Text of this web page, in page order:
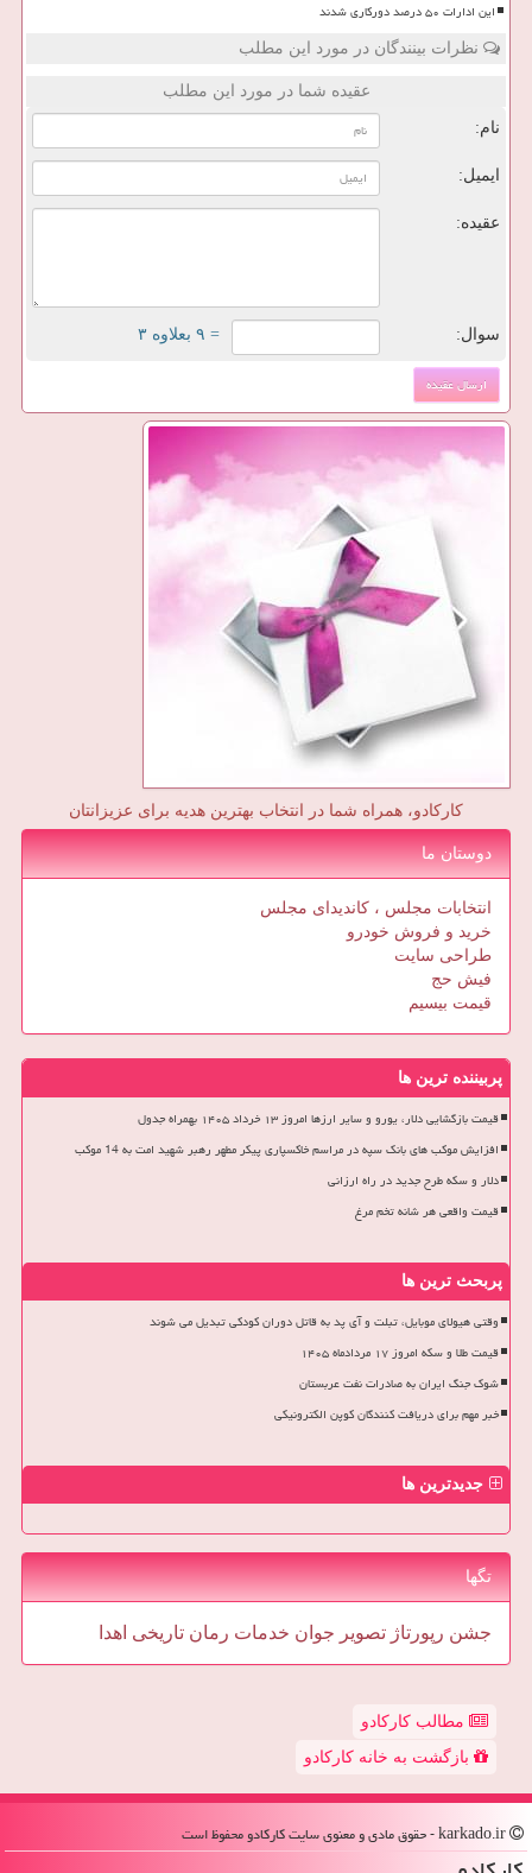
این ادارات ۵۰ درصد دورکاری شدند
نظرات بینندگان در مورد این مطلب
عقیده شما در مورد این مطلب
نام:
ایمیل:
عقیده:
سوال: = ۹ بعلاوه ۳
کارکادو، همراه شما در انتخاب بهترین هدیه برای عزیزانتان
دوستان ما
انتخابات مجلس ، کاندیدای مجلس
خرید و فروش خودرو
طراحی سایت
فیش حج
قیمت بیسیم
پربیننده ترین ها
قیمت بازگشایی دلار، یورو و سایر ارزها امروز ۱۳ خرداد ۱۴۰۵ بهمراه جدول
افزایش موکب های بانک سپه در مراسم خاکسپاری پیکر مطهر رهبر شهید امت به 14 موکب
دلار و سکه طرح جدید در راه ارزانی
قیمت واقعی هر شانه تخم مرغ
پربحث ترین ها
وقتی هیولای موبایل، تبلت و آی پد به قاتل دوران کودکی تبدیل می شوند
قیمت طلا و سکه امروز ۱۷ مردادماه ۱۴۰۵
شوک جنگ ایران به صادرات نفت عربستان
خبر مهم برای دریافت کنندگان کوپن الکترونیکی
جدیدترین ها
تگها
جشن رپورتاژ تصویر جوان خدمات رمان تاریخی اهدا
مطالب کارکادو
بازگشت به خانه کارکادو